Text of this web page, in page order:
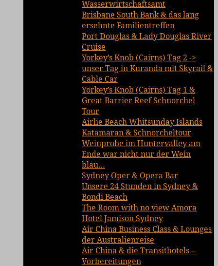
Wasserwirtschaftsamt
Brisbane South Bank & das lang
ersehnte Familientreffen
Port Douglas & Lady Douglas River
Cruise
Yorkey’s Knob (Cairns) Tag 2 ->
unser Tag in Kuranda mit Skyrail &
Cable Car
Yorkey’s Knob (Cairns) Tag 1 &
Great Barrier Reef Schnorchel
Tour
Airlie Beach Whitsunday Islands
Katamaran & Schnorcheltour
Weinprobe im Huntervalley am
Ende war nicht nur der Wein
blau…
Sydney Oper & Opera Bar
Unsere 24 Stunden in Sydney &
Bondi Beach
The Room with no view Amora
Hotel Jamison Sydney
Air China Business Class & Lounges
der Australienreise
Air China & die Transithotels –
Vorbereitungen